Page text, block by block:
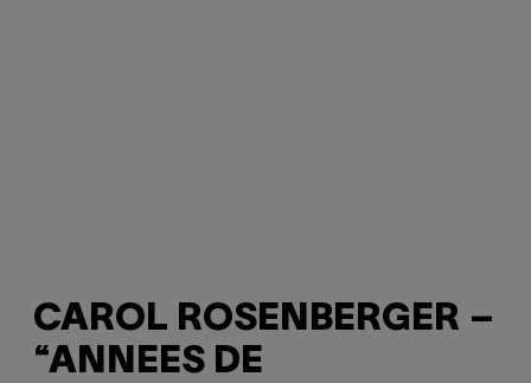
CAROL ROSENBERGER –
“ANNEES DE